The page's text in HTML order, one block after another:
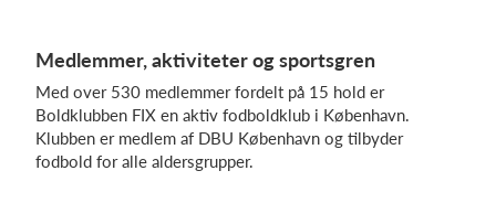
Hvad koster det?
Log på
Medlemmer, aktiviteter og sportsgren
Med over 530 medlemmer fordelt på 15 hold er
Boldklubben FIX en aktiv fodboldklub i København.
Klubben er medlem af DBU København og tilbyder
fodbold for alle aldersgrupper.